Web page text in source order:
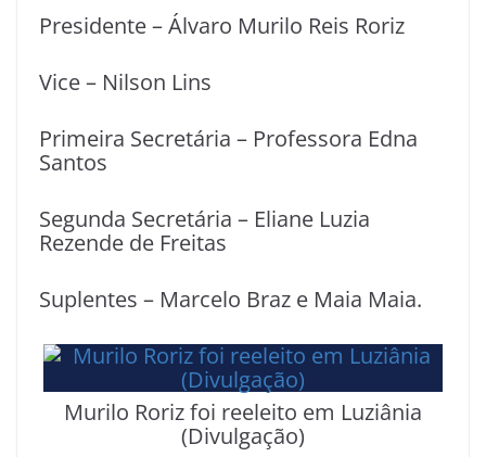
Presidente – Álvaro Murilo Reis Roriz
Vice – Nilson Lins
Primeira Secretária – Professora Edna
Santos
Segunda Secretária – Eliane Luzia
Rezende de Freitas
Suplentes – Marcelo Braz e Maia Maia.
Murilo Roriz foi reeleito em Luziânia
(Divulgação)